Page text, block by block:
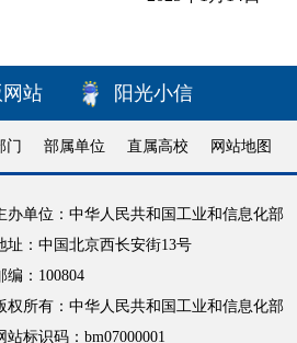
站 阳光小信
门 部属单位 直属高校 网站地图
办单位：中华人民共和国工业和信息化部
址：中国北京西长安街13号
编：100804
权所有：中华人民共和国工业和信息化部
站标识码：bm07000001